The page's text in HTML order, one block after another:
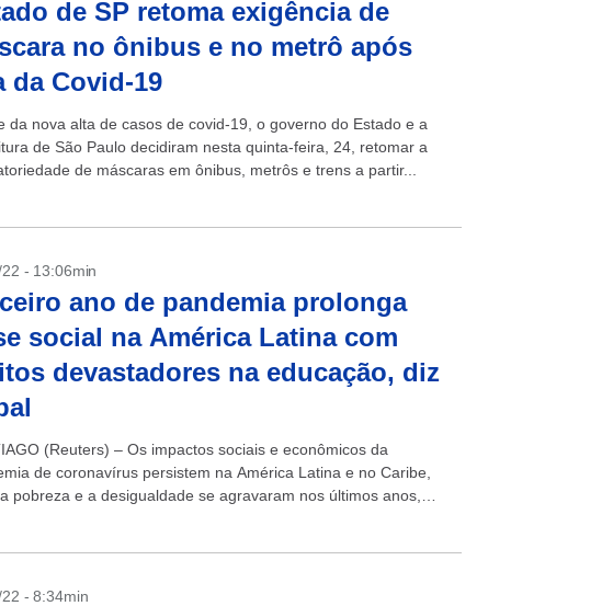
de SP retoma exigência de
no ônibus e no metrô após
da Covid-19
da nova alta de casos de covid-19, o governo do Estado e a
de São Paulo decidiram nesta quinta-feira, 24, retomar a
de máscaras em ônibus, metrôs e trens a partir...
- 13:06min
ano de pandemia prolonga
social na América Latina com
devastadores na educação, diz
(Reuters) – Os impactos sociais e econômicos da
de coronavírus persistem na América Latina e no Caribe,
pobreza e a desigualdade se agravaram nos últimos anos,
22 - 8:34min